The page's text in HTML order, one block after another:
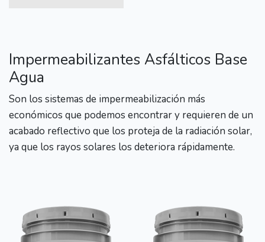
Impermeabilizantes Asfálticos Base
Agua
Son los sistemas de impermeabilización más
económicos que podemos encontrar y requieren de un
acabado reflectivo que los proteja de la radiación solar,
ya que los rayos solares los deteriora rápidamente.